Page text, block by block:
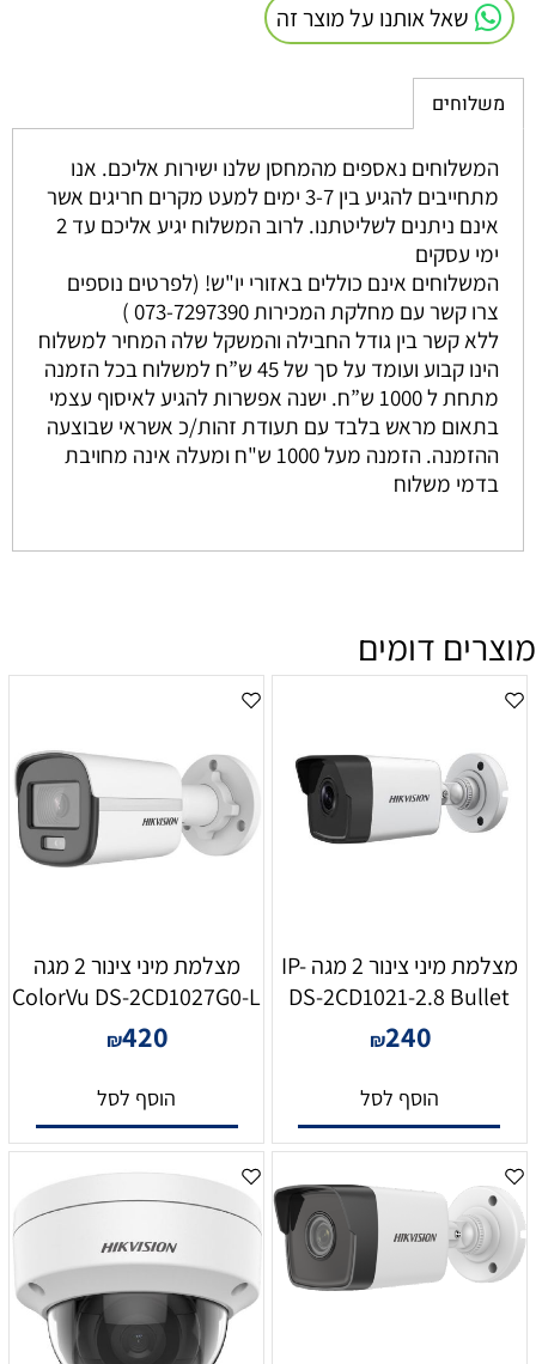
שאל אותנו על מוצר זה
משלוחים
המשלוחים נאספים מהמחסן שלנו ישירות אליכם. אנו
מתחייבים להגיע בין 3-7 ימים למעט מקרים חריגים אשר
אינם ניתנים לשליטתנו. לרוב המשלוח יגיע אליכם עד 2
ימי עסקים
המשלוחים אינם כוללים באזורי יו"ש! (לפרטים נוספים
צרו קשר עם מחלקת המכירות 073-7297390 )
ללא קשר בין גודל החבילה והמשקל שלה המחיר למשלוח
הינו קבוע ועומד על סך של 45 ש”ח למשלוח בכל הזמנה
מתחת ל 1000 ש”ח. ישנה אפשרות להגיע לאיסוף עצמי
בתאום מראש בלבד עם תעודת זהות/כ אשראי שבוצעה
ההזמנה. הזמנה מעל 1000 ש"ח ומעלה אינה מחויבת
בדמי משלוח
מוצרים דומים
מצלמת מיני צינור 2 מגה IP-
DS-2CD1021-2.8 Bullet
₪240
הוסף לסל
מצלמת מיני צינור 2 מגה
ColorVu DS-2CD1027G0-L
₪420
הוסף לסל